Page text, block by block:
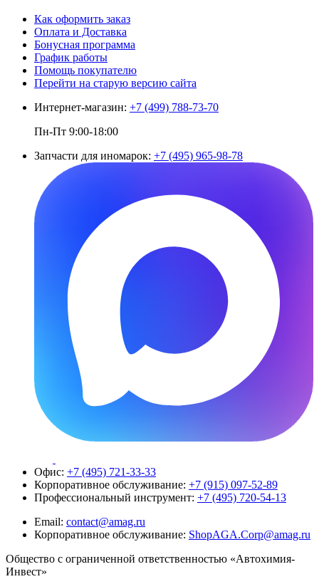
Как оформить заказ
Оплата и Доставка
Бонусная программа
График работы
Помощь покупателю
Перейти на старую версию сайта
Интернет-магазин: +7 (499) 788-73-70
Пн-Пт 9:00-18:00
Запчасти для иномарок: +7 (495) 965-98-78
Офис: +7 (495) 721-33-33
Корпоративное обслуживание: +7 (915) 097-52-89
Профессиональный инструмент: +7 (495) 720-54-13
Email: contact@amag.ru
Корпоративное обслуживание: ShopAGA.Corp@amag.ru
Общество с ограниченной ответственностью «Автохимия-
Инвест»